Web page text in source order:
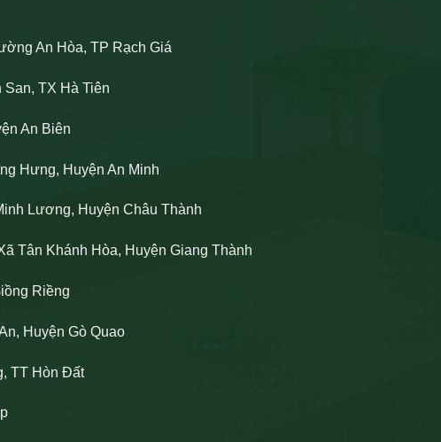
An Hòa, TP Rạch Giá
TX Hà Tiên
An Biên
Hưng, Huyện An Minh
Lương, Huyện Châu Thành
Tân Khánh Hòa, Huyện Giang Thành
Riềng
Huyện Gò Quao
TT Hòn Đất